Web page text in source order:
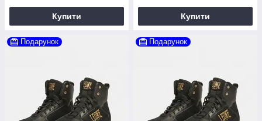
Купити Купити
Подарунок Подарунок